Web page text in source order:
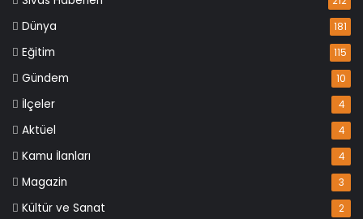
Dünya 181
Eğitim 115
Gündem 10
İlçeler 4
Aktüel 4
Kamu İlanları 4
Magazin 3
Kültür ve Sanat 2